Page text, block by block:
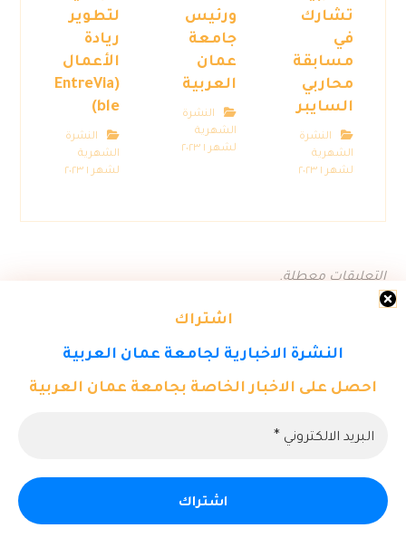
اشتراك
النشرة الاخبارية لجامعة عمان العربية
احصل على الاخبار الخاصة بجامعة عمان العربية
تشارك
في
مسابقة
محاربي
السايبر
النشرة
الشهرية
لشهر ١ ٢٠٢٣
ورئيس
جامعة
عمان
العربية
النشرة
الشهرية
لشهر ١ ٢٠٢٣
لتطوير
ريادة
الأعمال
(EntreVia
ble)
النشرة
الشهرية
لشهر ١ ٢٠٢٣
التعليقات معطلة.
© حقوق النشر ٢٠٢٦. كل الحقوق محفوظة لمركز تكنولوجيا المعلومات -